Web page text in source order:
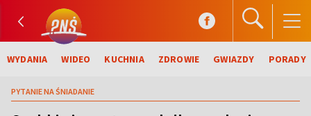
WYDANIA WIDEO KUCHNIA ZDROWIE GWIAZDY PORADY
PYTANIE NA ŚNIADANIE